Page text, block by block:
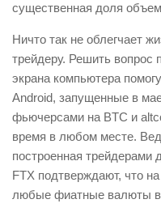
существенная доля
Ничто так не облегчает
трейдеру. Решить вопрос
экрана компьютера
Android, запущенные в
фьючерсами на BTC и
время в любом месте.
построенная
FTX подтверждают, что
любые фиатные валюты в